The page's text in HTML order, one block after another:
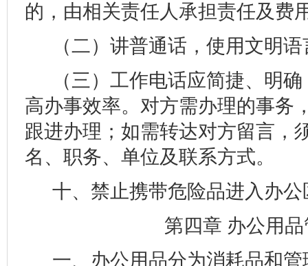
的，由相关责任人承担责任及费
（二）讲普通话，使用文明
（三）工作电话应简捷、明
高办事效率。对方需办理的事务
跟进办理；如需转达对方留言，
名、职务、单位及联系方式。
十、禁止携带危险品进入办公
第四章 办公用
一、办公用品分为消耗品和管